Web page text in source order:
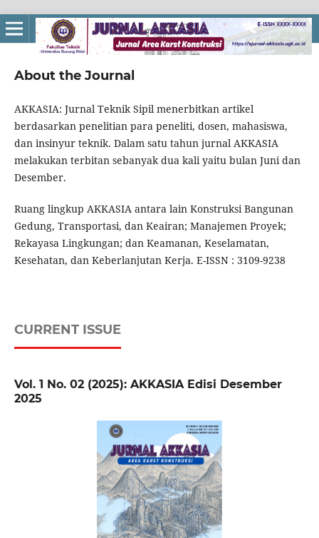
About the Journal
AKKASIA: Jurnal Teknik Sipil menerbitkan artikel
berdasarkan penelitian para peneliti, dosen, mahasiswa,
dan insinyur teknik. Dalam satu tahun jurnal AKKASIA
melakukan terbitan sebanyak dua kali yaitu bulan Juni dan
Desember.
Ruang lingkup AKKASIA antara lain Konstruksi Bangunan
Gedung, Transportasi, dan Keairan; Manajemen Proyek;
Rekayasa Lingkungan; dan Keamanan, Keselamatan,
Kesehatan, dan Keberlanjutan Kerja. E-ISSN : 3109-9238
CURRENT ISSUE
Vol. 1 No. 02 (2025): AKKASIA Edisi Desember
2025